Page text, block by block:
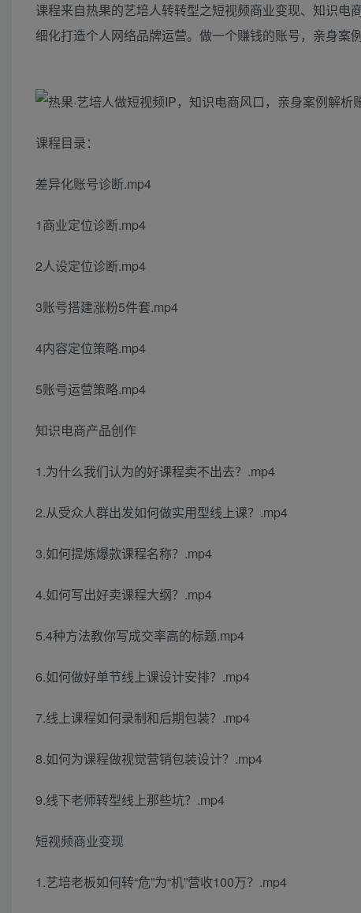
课程来自热果的艺培人转转型之短视频商业变现、知识
细化打造个人网络品牌运营。做一个赚钱的账号，亲身案
课程目录：
差异化账号诊断.mp4
1商业定位诊断.mp4
2人设定位诊断.mp4
3账号搭建涨粉5件套.mp4
4内容定位策略.mp4
5账号运营策略.mp4
知识电商产品创作
1.为什么我们认为的好课程卖不出去？.mp4
2.从受众人群出发如何做实用型线上课？.mp4
3.如何提炼爆款课程名称？.mp4
4.如何写出好卖课程大纲？.mp4
5.4种方法教你写成交率高的标题.mp4
6.如何做好单节线上课设计安排？.mp4
7.线上课程如何录制和后期包装？.mp4
8.如何为课程做视觉营销包装设计？.mp4
9.线下老师转型线上那些坑？.mp4
短视频商业变现
1.艺培老板如何转“危”为“机”营收100万？.mp4